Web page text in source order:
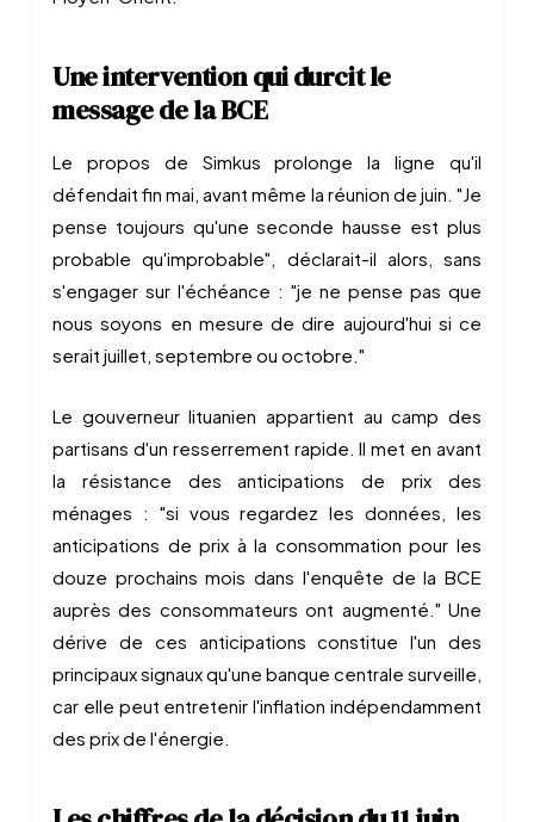
Une intervention qui durcit le
message de la BCE
Le propos de Simkus prolonge la ligne qu'il
défendait fin mai, avant même la réunion de juin. "Je
pense toujours qu'une seconde hausse est plus
probable qu'improbable", déclarait-il alors, sans
s'engager sur l'échéance : "je ne pense pas que
nous soyons en mesure de dire aujourd'hui si ce
serait juillet, septembre ou octobre."
Le gouverneur lituanien appartient au camp des
partisans d'un resserrement rapide. Il met en avant
la résistance des anticipations de prix des
ménages : "si vous regardez les données, les
anticipations de prix à la consommation pour les
douze prochains mois dans l'enquête de la BCE
auprès des consommateurs ont augmenté." Une
dérive de ces anticipations constitue l'un des
principaux signaux qu'une banque centrale surveille,
car elle peut entretenir l'inflation indépendamment
des prix de l'énergie.